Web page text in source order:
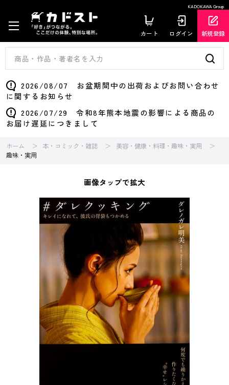
KADOKAWA Group
カート ログイン 新規登録
2026/08/07 お盆期間中の出荷およびお問い合わせ
に関するお知らせ
2026/07/29 令和8年熊本地震の影響による商品の
お届け遅延につきまして
ホーム 本・コミック・雑誌
美容・健康・料理・趣味・実用
趣味・実用
画像タップで拡大